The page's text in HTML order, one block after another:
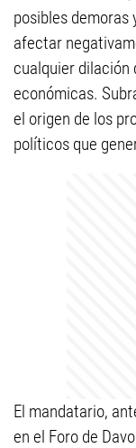
posibles demoras
afectar
cualquier dilación
económicas.
el origen de los
políticos que
El mandatario,
en el Foro de